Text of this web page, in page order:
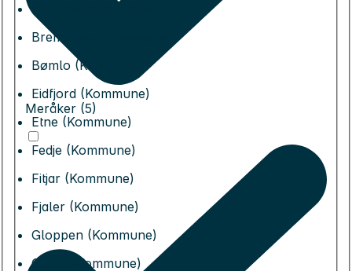
Bjørnafjorden (Kommune)
Bremanger (Kommune)
Bømlo (Kommune)
Eidfjord (Kommune)
Etne (Kommune)
Fedje (Kommune)
Fitjar (Kommune)
Fjaler (Kommune)
Gloppen (Kommune)
Gulen (Kommune)
Meråker (5)